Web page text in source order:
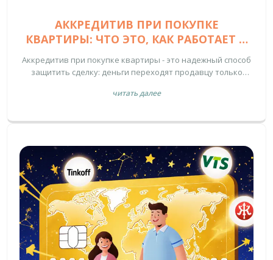
АККРЕДИТИВ ПРИ ПОКУПКЕ
КВАРТИРЫ: ЧТО ЭТО, КАК РАБОТАЕТ И
Аккредитив при покупке квартиры - это надежный способ
защитить сделку: деньги переходят продавцу только
работает, сколько стоит и почему его выбирают в 2026
читать далее